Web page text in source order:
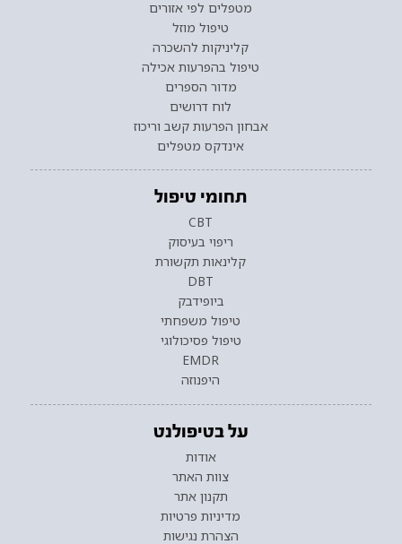
מטפלים לפי אזורים
טיפול מוזל
קליניקות להשכרה
טיפול בהפרעות אכילה
מדור הספרים
לוח דרושים
אבחון הפרעות קשב וריכוז
אינדקס מטפלים
תחומי טיפול
CBT
ריפוי בעיסוק
קלינאות תקשורת
DBT
ביופידבק
טיפול משפחתי
טיפול פסיכולוגי
EMDR
היפנוזה
על בטיפולנט
אודות
צוות האתר
תקנון אתר
מדיניות פרטיות
הצהרת נגישות